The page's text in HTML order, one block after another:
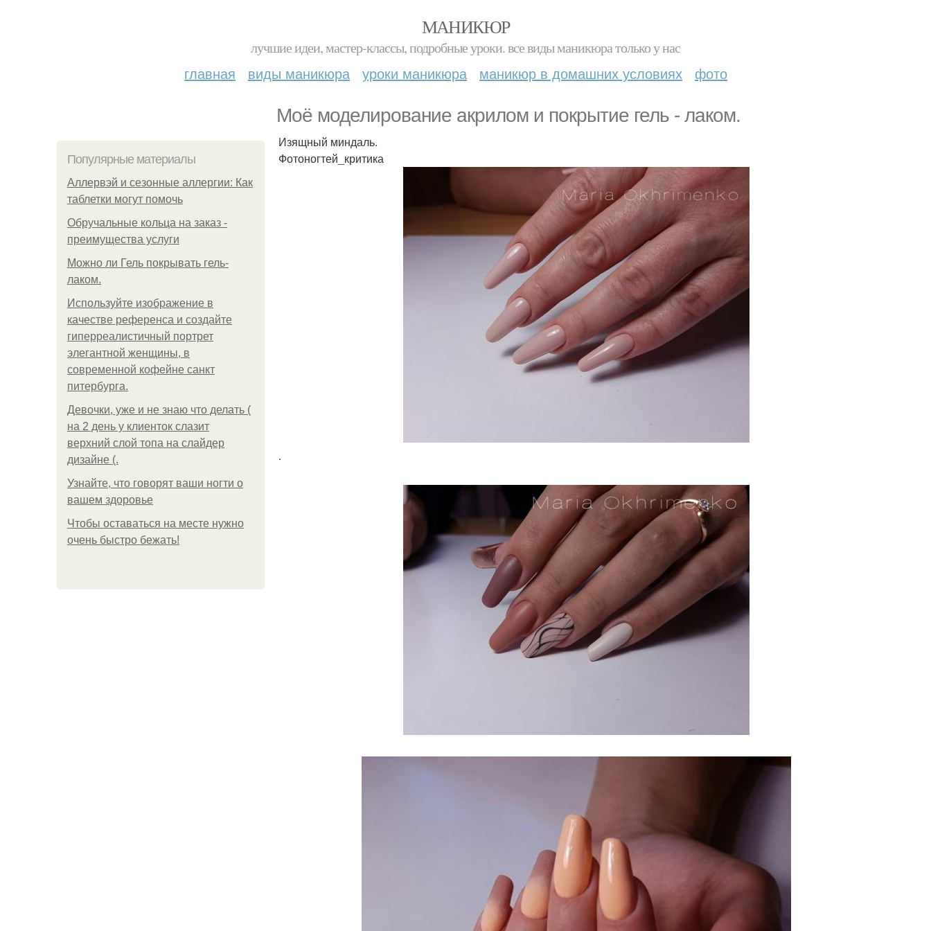
МАНИКЮР
лучшие идеи, мастер-классы, подробные уроки. все виды маникюра только у нас
главная виды маникюра уроки маникюра маникюр в домашних условиях фото
Моё моделирование акрилом и покрытие гель - лаком.
Популярные материалы
Аллервэй и сезонные аллергии: Как
таблетки могут помочь
Обручальные кольца на заказ -
преимущества услуги
Можно ли Гель покрывать гель-
лаком.
Используйте изображение в
качестве референса и создайте
гиперреалистичный портрет
элегантной женщины, в
современной кофейне санкт
питербурга.
Девочки, уже и не знаю что делать (
на 2 день у клиенток слазит
верхний слой топа на слайдер
дизайне (.
Узнайте, что говорят ваши ногти о
вашем здоровье
Чтобы оставаться на месте нужно
очень быстро бежать!
Изящный миндаль.
Фотоногтей_критика
.